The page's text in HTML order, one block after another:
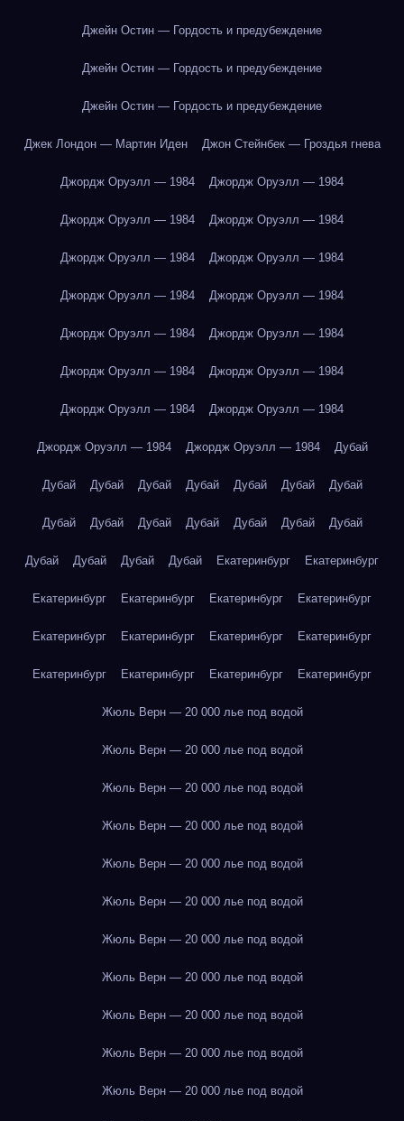
Джейн Остин — Гордость и предубеждение
Джейн Остин — Гордость и предубеждение
Джейн Остин — Гордость и предубеждение
Джек Лондон — Мартин Иден Джон Стейнбек — Гроздья гнева
Джордж Оруэлл — 1984 Джордж Оруэлл — 1984
Джордж Оруэлл — 1984 Джордж Оруэлл — 1984
Джордж Оруэлл — 1984 Джордж Оруэлл — 1984
Джордж Оруэлл — 1984 Джордж Оруэлл — 1984
Джордж Оруэлл — 1984 Джордж Оруэлл — 1984
Джордж Оруэлл — 1984 Джордж Оруэлл — 1984
Джордж Оруэлл — 1984 Джордж Оруэлл — 1984
Джордж Оруэлл — 1984 Джордж Оруэлл — 1984 Дубай
Дубай Дубай Дубай Дубай Дубай Дубай Дубай
Дубай Дубай Дубай Дубай Дубай Дубай Дубай
Дубай Дубай Дубай Дубай Екатеринбург Екатеринбург
Екатеринбург Екатеринбург Екатеринбург Екатеринбург
Екатеринбург Екатеринбург Екатеринбург Екатеринбург
Екатеринбург Екатеринбург Екатеринбург Екатеринбург
Жюль Верн — 20 000 лье под водой
Жюль Верн — 20 000 лье под водой
Жюль Верн — 20 000 лье под водой
Жюль Верн — 20 000 лье под водой
Жюль Верн — 20 000 лье под водой
Жюль Верн — 20 000 лье под водой
Жюль Верн — 20 000 лье под водой
Жюль Верн — 20 000 лье под водой
Жюль Верн — 20 000 лье под водой
Жюль Верн — 20 000 лье под водой
Жюль Верн — 20 000 лье под водой